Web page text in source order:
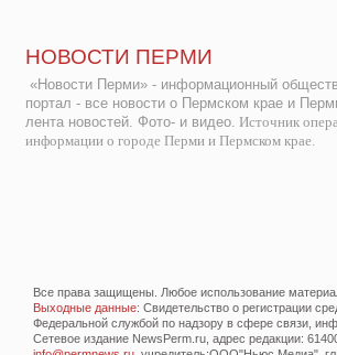
НОВОСТИ ПЕРМИ
«Новости Перми» - информационный
портал - все новости о Пермском крае и
лента новостей. Фото- и видео. Источник
информации о городе Перми и Пермском крае.
Все права защищены. Любое использование
Выходные данные: Свидетельство о регистрации
Федеральной службой по надзору в сфере связи,
Сетевое издание NewsPerm.ru, адрес редакции: